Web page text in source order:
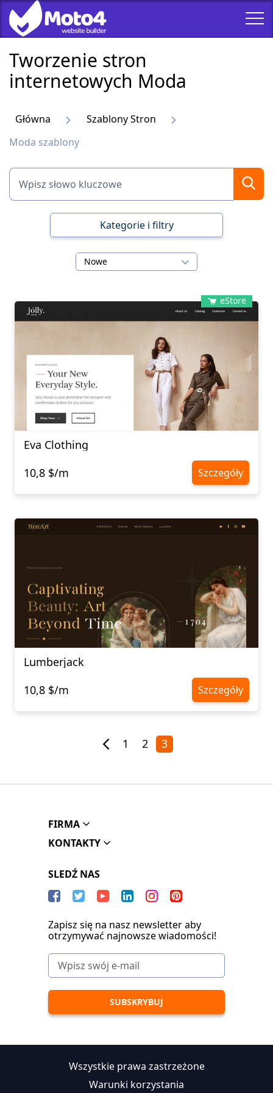
Tworzenie stron
internetowych Moda
Główna
Szablony Stron
Moda szablony
Kategorie i filtry
Nowe
eStore
Eva Clothing
10,8 $/m
Szczegóły
Lumberjack
10,8 $/m
Szczegóły
1 2 3
FIRMA
KONTAKTY
SLEDŹ NAS
Zapisz się na nasz newsletter aby
otrzymywać najnowsze wiadomości!
Wszystkie prawa zastrzeżone
Warunki korzystania